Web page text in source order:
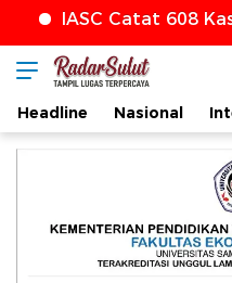
Catat 608 Kasus
Headline Nasional